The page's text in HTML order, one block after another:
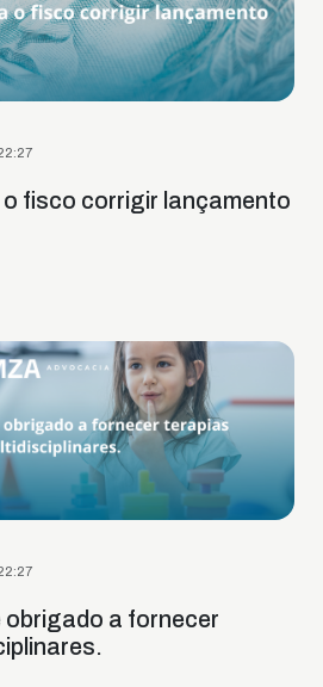
fisco corrigir lançamento
obrigado a fornecer